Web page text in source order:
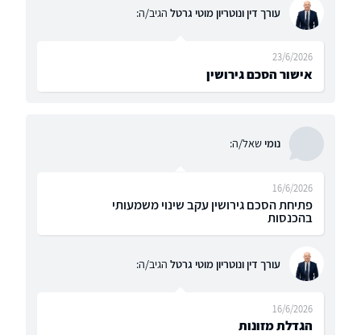
עורך דין ונוטריון מוטי גרטל הגיב/ה:
אישור הסכם גירושין
23/6/2026
נומישאל/ה:
פתיחת הסכם גירושין עקב שינוי משמעותי
בהכנסות
16/6/2026
עורך דין ונוטריון מוטי גרטל הגיב/ה:
הגדלת מזונות
16/6/2026